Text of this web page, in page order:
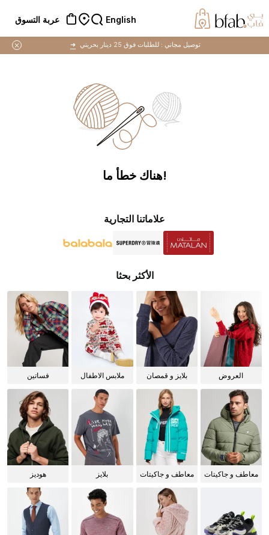
English عربة التسوق
توصيل مجاني :للطلبات فوق 25 دينار بحريني ➜
!هناك خطأ ما
علاماتنا التجارية
الأكثر بحثا
العروض
بلايز و قمصان
ملابس الاطفال فساتين
معاطف و جاكيتات
معاطف و جاكيتات
بلايز هوديز